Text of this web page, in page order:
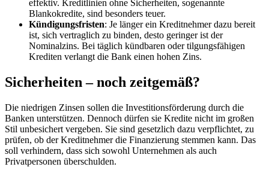
effektiv. Kreditlinien ohne Sicherheiten, sogenannte
Blankokredite, sind besonders teuer.
Kündigungsfristen: Je länger ein Kreditnehmer dazu bereit
ist, sich vertraglich zu binden, desto geringer ist der
Nominalzins. Bei täglich kündbaren oder tilgungsfähigen
Krediten verlangt die Bank einen hohen Zins.
Sicherheiten – noch zeitgemäß?
Die niedrigen Zinsen sollen die Investitionsförderung durch die
Banken unterstützen. Dennoch dürfen sie Kredite nicht im großen
Stil unbesichert vergeben. Sie sind gesetzlich dazu verpflichtet, zu
prüfen, ob der Kreditnehmer die Finanzierung stemmen kann. Das
soll verhindern, dass sich sowohl Unternehmen als auch
Privatpersonen überschulden.